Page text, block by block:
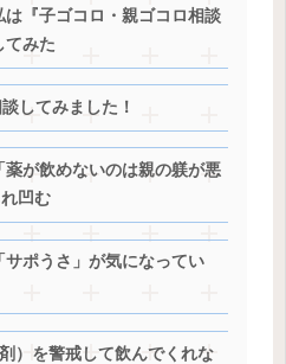
『子ゴコロ・親ゴコロ相談
てみた
してみました！
薬が飲めないのは親の躾が悪
凹む
サポうさ」が気になってい
）を警戒して飲んでくれな